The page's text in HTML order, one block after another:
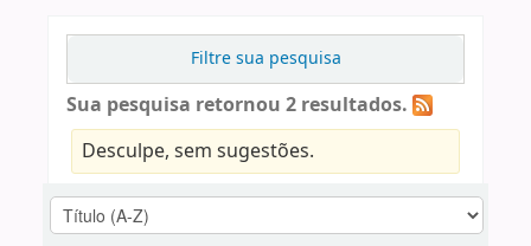
Filtre sua pesquisa
Sua pesquisa retornou 2 resultados.
Desculpe, sem sugestões.